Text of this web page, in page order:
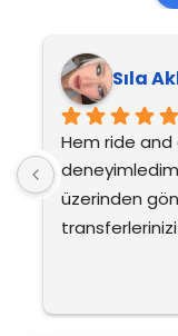
Sıla
Hem ride
üzerinden
tercih etmeyi